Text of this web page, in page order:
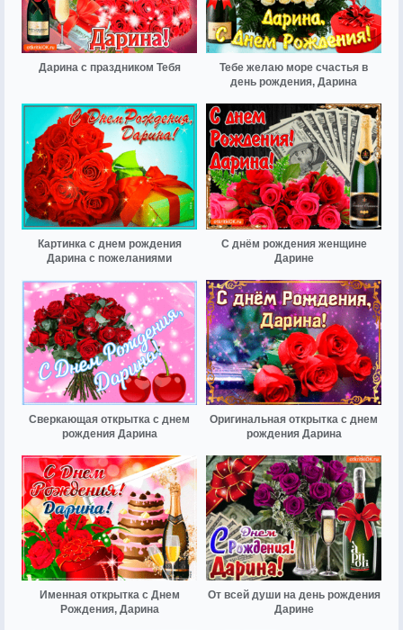
Дарина с праздником Тебя
Тебе желаю море счастья в
день рождения, Дарина
Картинка с днем рождения
Дарина с пожеланиями
С днём рождения женщине
Дарине
Сверкающая открытка с днем
рождения Дарина
Оригинальная открытка с днем
рождения Дарина
Именная открытка с Днем
Рождения, Дарина
От всей души на день рождения
Дарине